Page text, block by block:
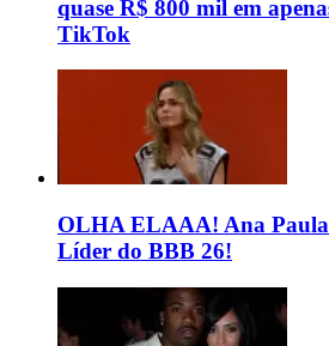
quase R$ 800 mil em
TikTok
OLHA ELAAA! Ana Paula
Líder do BBB 26!